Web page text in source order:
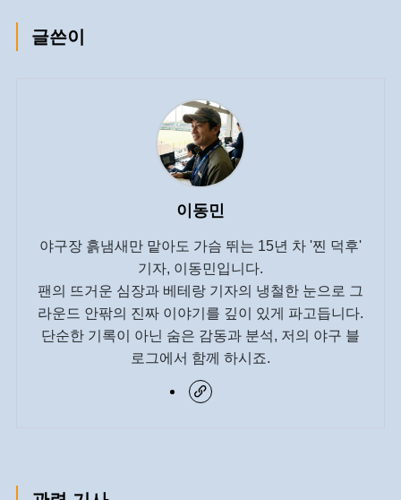
글쓴이
이동민
야구장 흙냄새만 맡아도 가슴 뛰는 15년 차 '찐 덕후'
기자, 이동민입니다.
팬의 뜨거운 심장과 베테랑 기자의 냉철한 눈으로 그
라운드 안팎의 진짜 이야기를 깊이 있게 파고듭니다.
단순한 기록이 아닌 숨은 감동과 분석, 저의 야구 블
로그에서 함께 하시죠.